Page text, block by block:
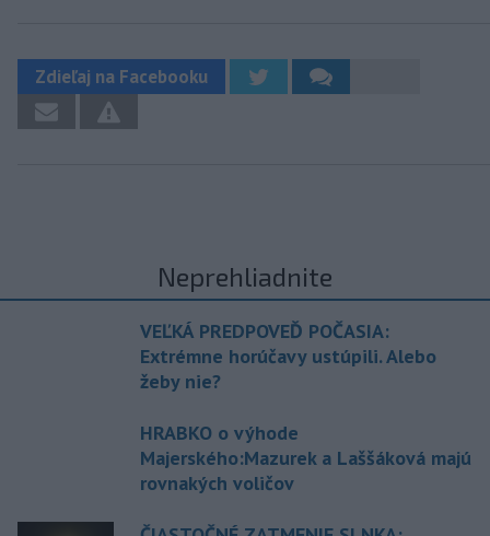
Zdieľaj na Facebooku
Neprehliadnite
VEĽKÁ PREDPOVEĎ POČASIA:
Extrémne horúčavy ustúpili. Alebo
žeby nie?
HRABKO o výhode
Majerského:Mazurek a Laššáková majú
rovnakých voličov